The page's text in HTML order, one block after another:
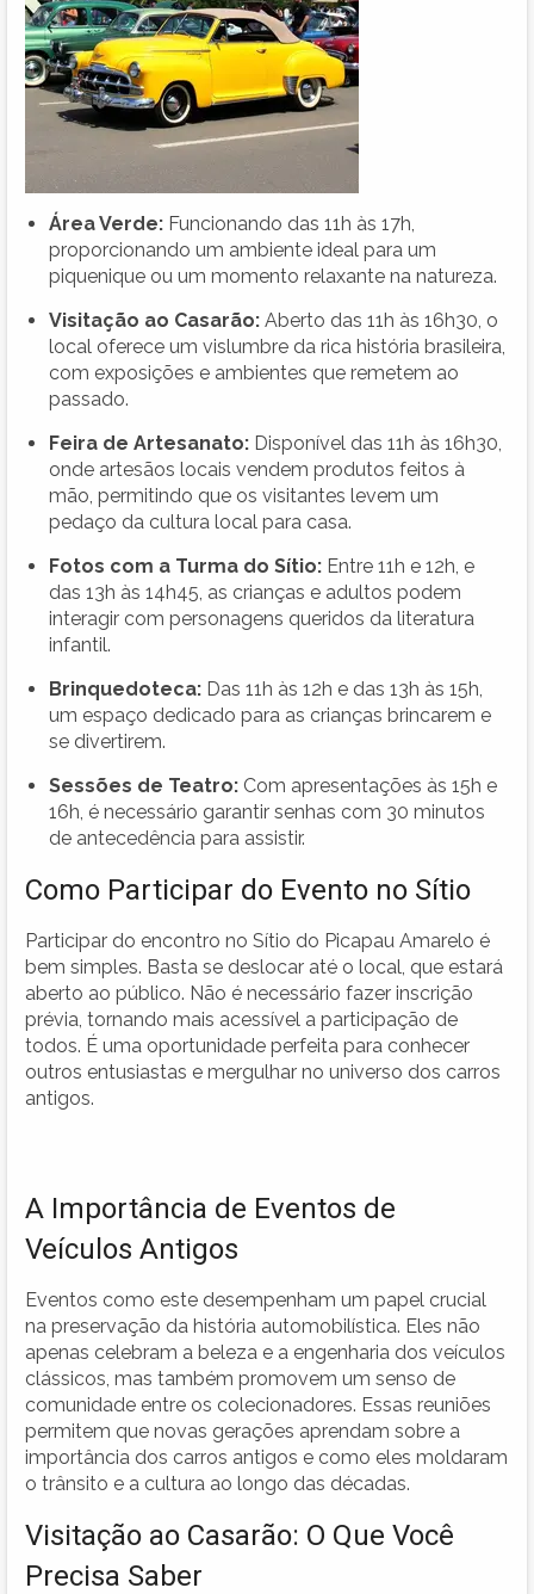
Área Verde: Funcionando das 11h às 17h,
proporcionando um ambiente ideal para um
piquenique ou um momento relaxante na natureza.
Visitação ao Casarão: Aberto das 11h às 16h30, o
local oferece um vislumbre da rica história brasileira,
com exposições e ambientes que remetem ao
passado.
Feira de Artesanato: Disponível das 11h às 16h30,
onde artesãos locais vendem produtos feitos à
mão, permitindo que os visitantes levem um
pedaço da cultura local para casa.
Fotos com a Turma do Sítio: Entre 11h e 12h, e
das 13h às 14h45, as crianças e adultos podem
interagir com personagens queridos da literatura
infantil.
Brinquedoteca: Das 11h às 12h e das 13h às 15h,
um espaço dedicado para as crianças brincarem e
se divertirem.
Sessões de Teatro: Com apresentações às 15h e
16h, é necessário garantir senhas com 30 minutos
de antecedência para assistir.
Como Participar do Evento no Sítio
Participar do encontro no Sítio do Picapau Amarelo é
bem simples. Basta se deslocar até o local, que estará
aberto ao público. Não é necessário fazer inscrição
prévia, tornando mais acessível a participação de
todos. É uma oportunidade perfeita para conhecer
outros entusiastas e mergulhar no universo dos carros
antigos.
A Importância de Eventos de
Veículos Antigos
Eventos como este desempenham um papel crucial
na preservação da história automobilística. Eles não
apenas celebram a beleza e a engenharia dos veículos
clássicos, mas também promovem um senso de
comunidade entre os colecionadores. Essas reuniões
permitem que novas gerações aprendam sobre a
importância dos carros antigos e como eles moldaram
o trânsito e a cultura ao longo das décadas.
Visitação ao Casarão: O Que Você
Precisa Saber